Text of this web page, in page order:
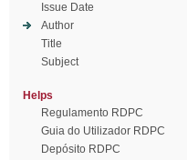
Issue Date
Author
Title
Subject
Helps
Regulamento RDPC
Guia do Utilizador RDPC
Depósito RDPC